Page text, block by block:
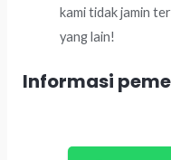
kami tidak jamin
yang lain!
Informasi